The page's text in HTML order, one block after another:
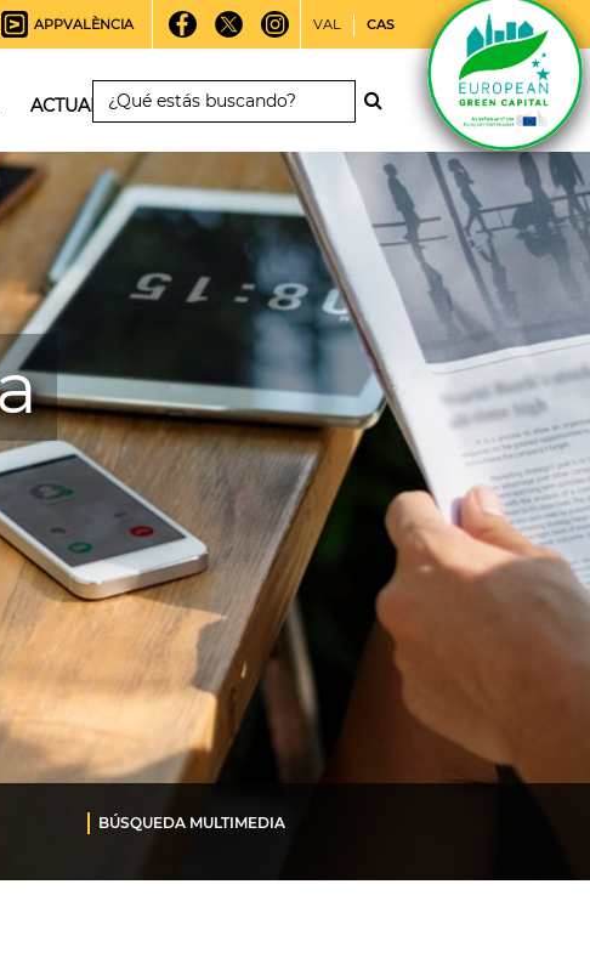
APPVALÈNCIA VAL CAS
ACTUALIDAD
BÚSQUEDA MULTIMEDIA